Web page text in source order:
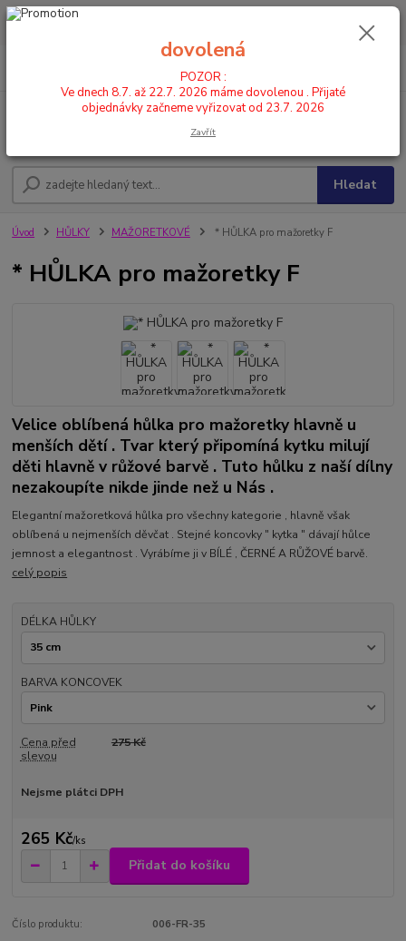
POZOR : Ve dnech 8.7. až 22.7. 2026 máme dovolenou . Přijaté
Hledat
Úvod HŮLKY MAŽORETKOVÉ * HŮLKA pro mažoretky F
* HŮLKA pro mažoretky F
Velice oblíbená hůlka pro mažoretky hlavně u
menších dětí . Tvar který připomíná kytku milují
děti hlavně v růžové barvě . Tuto hůlku z naší dílny
nezakoupíte nikde jinde než u Nás .
Elegantní mažoretková hůlka pro všechny kategorie , hlavně však
oblíbená u nejmenších děvčat . Stejné koncovky " kytka " dávají hůlce
jemnost a elegantnost . Vyrábíme ji v BÍLÉ , ČERNÉ A RŮŽOVÉ barvě.
celý popis
DÉLKA HŮLKY
BARVA KONCOVEK
Cena před
slevou
275 Kč
Nejsme plátci DPH
265 Kč/ks
Přidat do košíku
Číslo produktu: 006-FR-35
dovolená
POZOR :
Ve dnech 8.7. až 22.7. 2026 máme dovolenou . Přijaté
objednávky začneme vyřizovat od 23.7. 2026
Zavřít